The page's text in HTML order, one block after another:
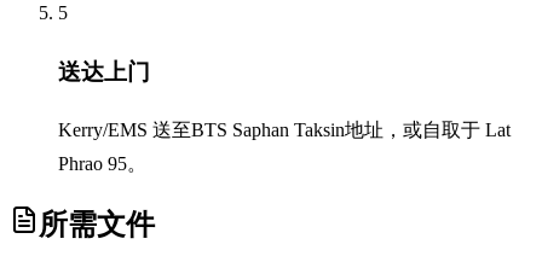
5
送达上门
Kerry/EMS 送至BTS Saphan Taksin地址，或自取于 Lat
Phrao 95。
所需文件